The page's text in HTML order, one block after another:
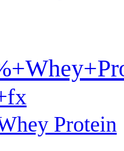
Protein